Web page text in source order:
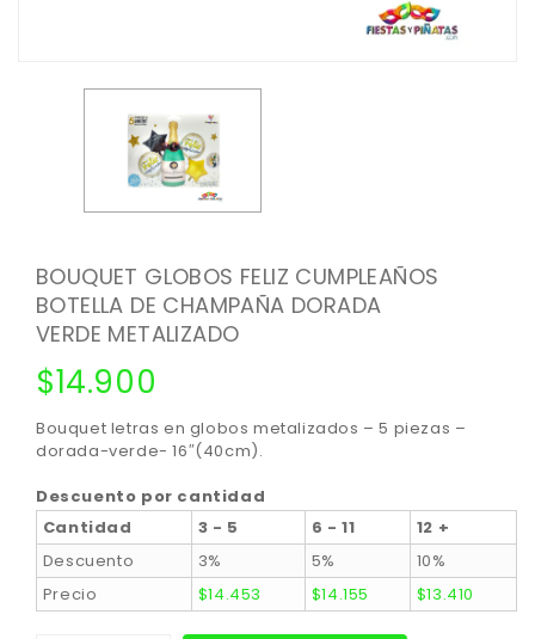
BOUQUET GLOBOS FELIZ CUMPLEAÑOS
BOTELLA DE CHAMPAÑA DORADA
VERDE METALIZADO
$14.900
Bouquet letras en globos metalizados – 5 piezas –
dorada-verde- 16″(40cm).
Descuento por cantidad
Cantidad
3 - 5 6 - 11
12 +
Descuento
3% 5%
10%
Precio
$14.453 $14.155 $13.410